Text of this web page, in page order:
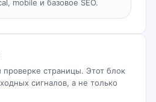
mobile и базовое SEO.
страницы. Этот блок
сигналов, а не только